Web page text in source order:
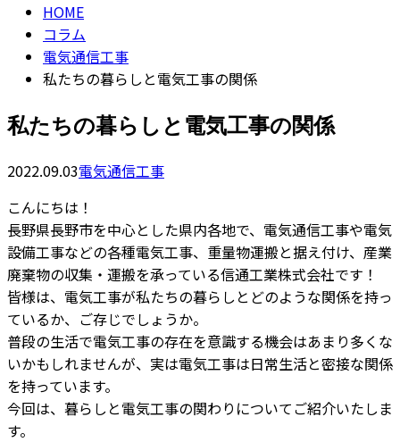
HOME
コラム
電気通信工事
私たちの暮らしと電気工事の関係
私たちの暮らしと電気工事の関係
2022.09.03電気通信工事
こんにちは！
長野県長野市を中心とした県内各地で、電気通信工事や電気
設備工事などの各種電気工事、重量物運搬と据え付け、産業
廃棄物の収集・運搬を承っている信通工業株式会社です！
皆様は、電気工事が私たちの暮らしとどのような関係を持っ
ているか、ご存じでしょうか。
普段の生活で電気工事の存在を意識する機会はあまり多くな
いかもしれませんが、実は電気工事は日常生活と密接な関係
を持っています。
今回は、暮らしと電気工事の関わりについてご紹介いたしま
す。